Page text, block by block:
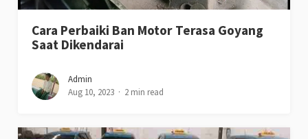
Cara Perbaiki Ban Motor Terasa Goyang
Saat Dikendarai
Admin
Aug 10, 2023
2 min read